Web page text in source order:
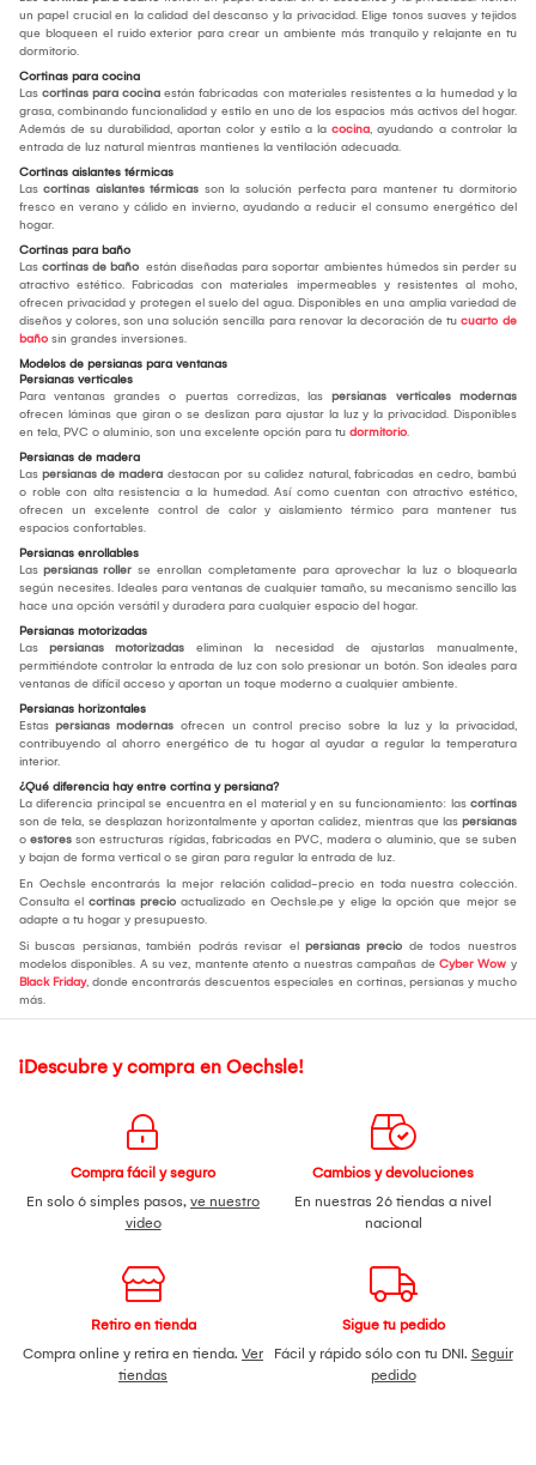
un papel crucial en la calidad del descanso y la privacidad. Elige tonos suaves y tejidos
que bloqueen el ruido exterior para crear un ambiente más tranquilo y relajante en tu
dormitorio.
Cortinas para cocina
Las cortinas para cocina están fabricadas con materiales resistentes a la humedad y la
grasa, combinando funcionalidad y estilo en uno de los espacios más activos del hogar.
Además de su durabilidad, aportan color y estilo a la cocina, ayudando a controlar la
entrada de luz natural mientras mantienes la ventilación adecuada.
Cortinas aislantes térmicas
Las cortinas aislantes térmicas son la solución perfecta para mantener tu dormitorio
fresco en verano y cálido en invierno, ayudando a reducir el consumo energético del
hogar.
Cortinas para baño
Las cortinas de baño están diseñadas para soportar ambientes húmedos sin perder su
atractivo estético. Fabricadas con materiales impermeables y resistentes al moho,
ofrecen privacidad y protegen el suelo del agua. Disponibles en una amplia variedad de
diseños y colores, son una solución sencilla para renovar la decoración de tu cuarto de
baño sin grandes inversiones.
Modelos de persianas para ventanas
Persianas verticales
Para ventanas grandes o puertas corredizas, las persianas verticales modernas
ofrecen láminas que giran o se deslizan para ajustar la luz y la privacidad. Disponibles
en tela, PVC o aluminio, son una excelente opción para tu dormitorio.
Persianas de madera
Las persianas de madera destacan por su calidez natural, fabricadas en cedro, bambú
o roble con alta resistencia a la humedad. Así como cuentan con atractivo estético,
ofrecen un excelente control de calor y aislamiento térmico para mantener tus
espacios confortables.
Persianas enrollables
Las persianas roller se enrollan completamente para aprovechar la luz o bloquearla
según necesites. Ideales para ventanas de cualquier tamaño, su mecanismo sencillo las
hace una opción versátil y duradera para cualquier espacio del hogar.
Persianas motorizadas
Las persianas motorizadas eliminan la necesidad de ajustarlas manualmente,
permitiéndote controlar la entrada de luz con solo presionar un botón. Son ideales para
ventanas de difícil acceso y aportan un toque moderno a cualquier ambiente.
Persianas horizontales
Estas persianas modernas ofrecen un control preciso sobre la luz y la privacidad,
contribuyendo al ahorro energético de tu hogar al ayudar a regular la temperatura
interior.
¿Qué diferencia hay entre cortina y persiana?
La diferencia principal se encuentra en el material y en su funcionamiento: las cortinas
son de tela, se desplazan horizontalmente y aportan calidez, mientras que las persianas
o estores son estructuras rígidas, fabricadas en PVC, madera o aluminio, que se suben
y bajan de forma vertical o se giran para regular la entrada de luz.
En Oechsle encontrarás la mejor relación calidad-precio en toda nuestra colección.
Consulta el cortinas precio actualizado en Oechsle.pe y elige la opción que mejor se
adapte a tu hogar y presupuesto.
Si buscas persianas, también podrás revisar el persianas precio de todos nuestros
modelos disponibles. A su vez, mantente atento a nuestras campañas de Cyber Wow y
Black Friday, donde encontrarás descuentos especiales en cortinas, persianas y mucho
más.
¡Descubre y compra en Oechsle!
Compra fácil y seguro
En solo 6 simples pasos, ve nuestro
video
Cambios y devoluciones
En nuestras 26 tiendas a nivel
nacional
Retiro en tienda
Compra online y retira en tienda. Ver
tiendas
Sigue tu pedido
Fácil y rápido sólo con tu DNI. Seguir
pedido